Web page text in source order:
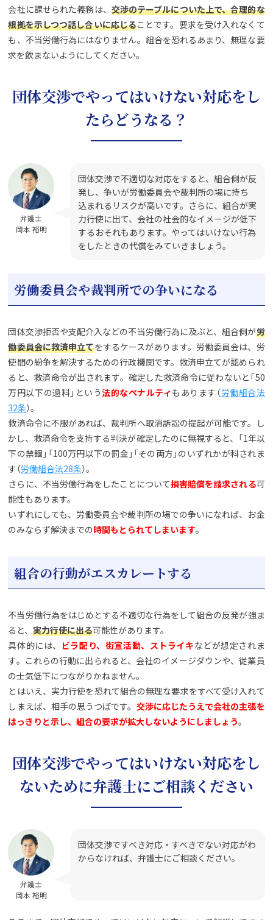
会社に課せられた義務は、 交渉のテーブルについた上で、合理的な
根拠を示しつつ話し合いに応じることです。要求を受け入れなくて
も、不当労働行為にはなりません。組合を恐れるあまり、無理な要
求を飲まないようにしてください。
団体交渉でやってはいけない対応をし
たらどうなる？
弁護士
岡本 裕明
団体交渉で不適切な対応をすると、組合側が反
発し、争いが労働委員会や裁判所の場に持ち
込まれるリスクが高いです。さらに、組合が実
力行使に出て、会社の社会的なイメージが低下
するおそれもあります。やってはいけない行為
をしたときの代償をみていきましょう。
労働委員会や裁判所での争いになる
団体交渉拒否や支配介入などの不当労働行為に及ぶと、組合側が労
働委員会に救済申立てをするケースがあります。労働委員会は、労
使間の紛争を解決するための行政機関です。救済申立てが認められ
ると、救済命令が出されます。確定した救済命令に従わないと「50
万円以下の過料」という法的なペナルティ もあります（労働組合法
32条）。
救済命令に不服があれば、裁判所へ取消訴訟の提起が可能です。し
かし、救済命令を支持する判決が確定したのに無視すると、「1年以
下の禁錮」「100万円以下の罰金」「その両方」のいずれかが科されま
す（労働組合法28条）。
さらに、不当労働行為をしたことについて損害賠償を請求される可
能性もあります。
いずれにしても、労働委員会や裁判所の場での争いになれば、お金
のみならず解決までの時間もとられてしまいます。
組合の行動がエスカレートする
不当労働行為をはじめとする不適切な行為をして組合の反発が強ま
ると、実力行使に出る可能性があります。
具体的には、
ビラ配り、街宣活動、ストライキなどが想定されま
す。これらの行動に出られると、会社のイメージダウンや、従業員
の士気低下につながりかねません。
とはいえ、実力行使を恐れて組合の無理な要求をすべて受け入れて
しまえば、相手の思うつぼです。 交渉に応じたうえで会社の主張を
はっきりと示し、組合の要求が拡大しないようにしましょう。
団体交渉でやってはいけない対応をし
ないために弁護士にご相談ください
弁護士
岡本 裕明
団体交渉ですべき対応・すべきでない対応がわ
からなければ、弁護士にご相談ください。